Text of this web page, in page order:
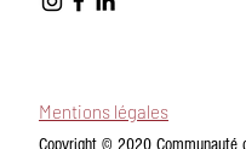
Mentions légales